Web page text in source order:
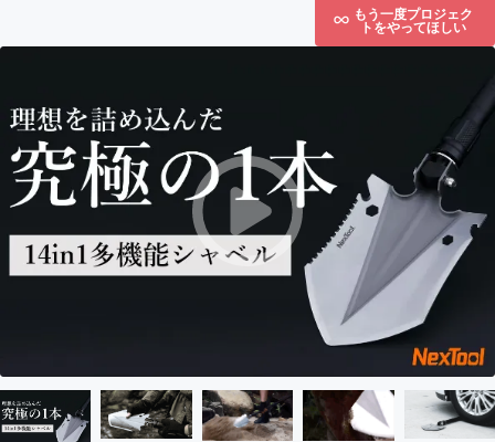
もう一度プロジェク
トをやってほしい